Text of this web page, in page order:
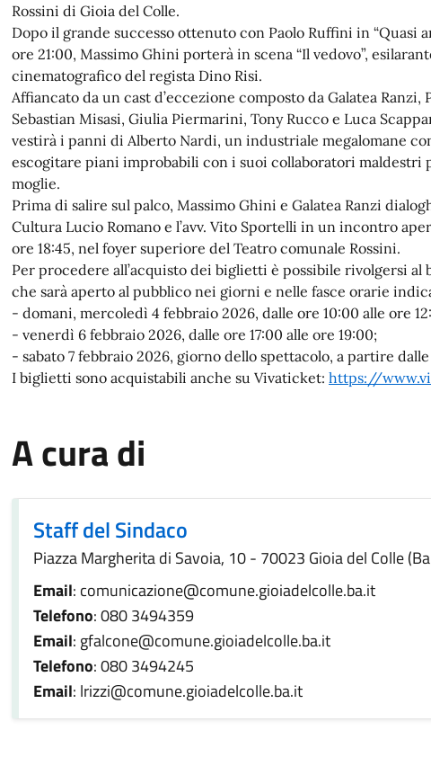
Rossini di Gioia del Colle.
Dopo il grande successo ottenuto con Paolo Ruffini in “Quasi
ore 21:00, Massimo Ghini porterà in scena “Il vedovo”,
cinematografico del regista Dino Risi.
Affiancato da un cast d’eccezione composto da Galatea
Sebastian Misasi, Giulia Piermarini, Tony Rucco e Luca
vestirà i panni di Alberto Nardi, un industriale megalomane
escogitare piani improbabili con i suoi collaboratori
moglie.
Prima di salire sul palco, Massimo Ghini e Galatea Ranzi
Cultura Lucio Romano e l’avv. Vito Sportelli in un incontro
ore 18:45, nel foyer superiore del Teatro comunale Rossini.
Per procedere all’acquisto dei biglietti è possibile rivolgersi al
che sarà aperto al pubblico nei giorni e nelle fasce orarie
- domani, mercoledì 4 febbraio 2026, dalle ore 10:00 alle ore
- venerdì 6 febbraio 2026, dalle ore 17:00 alle ore 19:00;
- sabato 7 febbraio 2026, giorno dello spettacolo, a partire dalle
I biglietti sono acquistabili anche su Vivaticket: https://
A cura di
Staff del Sindaco
Piazza Margherita di Savoia, 10 - 70023 Gioia del Colle
Email: comunicazione@comune.gioiadelcolle.ba.it
Telefono: 080 3494359
Email: gfalcone@comune.gioiadelcolle.ba.it
Telefono: 080 3494245
Email: lrizzi@comune.gioiadelcolle.ba.it